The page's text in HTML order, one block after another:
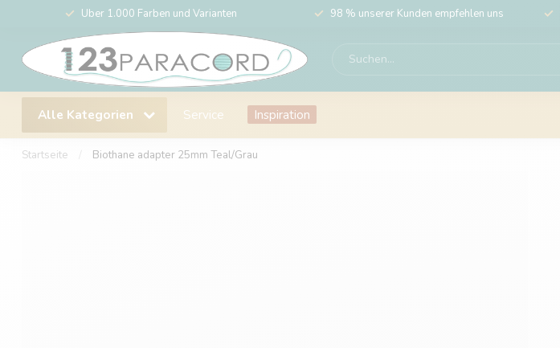
Über 1.000 Farben und Varianten 98 % unserer Kunden empfehlen uns
Alle Kategorien Service Inspiration
Startseite Biothane adapter 25mm Teal/Grau